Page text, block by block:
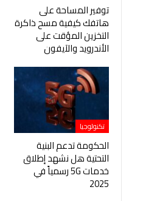
توفير المساحة على
هاتفك كيفية مسح ذاكرة
التخزين المؤقت على
الأندرويد والآيفون
تكنولوجيا
الحكومة تدعم البنية
التحتية هل نشهد إطلاق
خدمات 5G رسمياً في
2025